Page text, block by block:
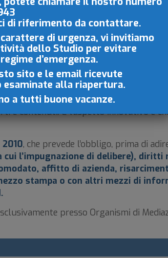
prendere appuntamento
alla giustizia ordinaria, nella quale un
più parti a trovare un accordo che
e commerciali, vertenti su diritti
e contenuti. E l’aspetto innovativo è
, che prevede l’obbligo, prima di
l’impugnazione di delibere), diritti
affitto di azienda,
stampa o con altri mezzi di
presso Organismi di
di riferimento da contattare.
di urgenza, vi invitiamo
dello Studio per evitare
d’emergenza.
sito e le email ricevute
esaminate alla riapertura.
a tutti buone vacanze.